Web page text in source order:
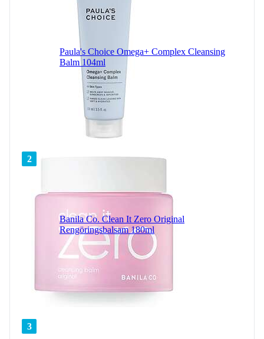
Paula's Choice Omega+ Complex Cleansing
Balm 104ml
2
Banila Co. Clean It Zero Original
Rengöringsbalsam 180ml
3